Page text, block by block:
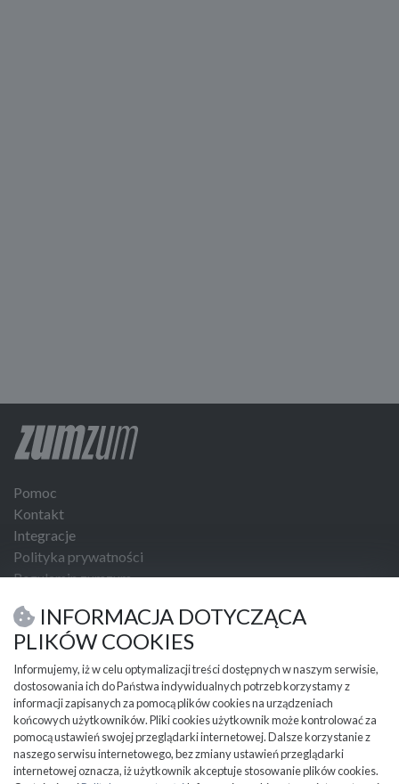
Pomoc
Kontakt
Integracje
Polityka prywatności
Regulamin zumzum
USŁUGI I NARZĘDZIA
PRZYDATNE INFORMACJE
Partnerzy
Cennik
Mapa kategorii
Mapa miejscowości
INFORMACJA DOTYCZĄCA
PLIKÓW COOKIES
Informujemy, iż w celu optymalizacji treści dostępnych w naszym serwisie,
dostosowania ich do Państwa indywidualnych potrzeb korzystamy z
informacji zapisanych za pomocą plików cookies na urządzeniach
końcowych użytkowników. Pliki cookies użytkownik może kontrolować za
pomocą ustawień swojej przeglądarki internetowej. Dalsze korzystanie z
naszego serwisu internetowego, bez zmiany ustawień przeglądarki
internetowej oznacza, iż użytkownik akceptuje stosowanie plików cookies.